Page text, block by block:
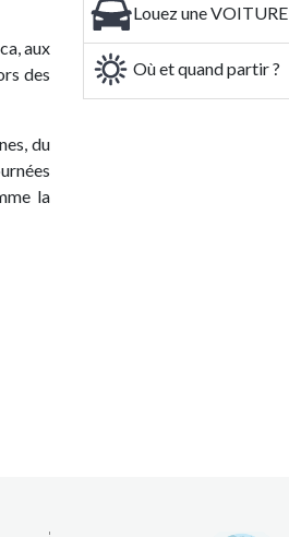
aux
des
du
la
Louez une VOITURE
Où et quand partir ?